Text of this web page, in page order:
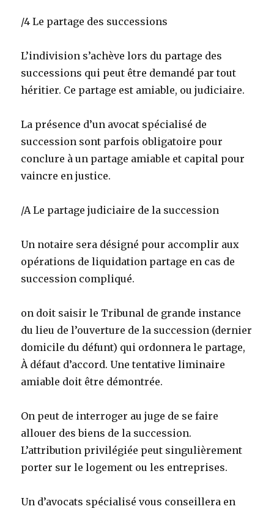
/4 Le partage des successions
L’indivision s’achève lors du partage des
successions qui peut être demandé par tout
héritier. Ce partage est amiable, ou judiciaire.
La présence d’un avocat spécialisé de
succession sont parfois obligatoire pour
conclure à un partage amiable et capital pour
vaincre en justice.
/A Le partage judiciaire de la succession
Un notaire sera désigné pour accomplir aux
opérations de liquidation partage en cas de
succession compliqué.
on doit saisir le Tribunal de grande instance
du lieu de l’ouverture de la succession (dernier
domicile du défunt) qui ordonnera le partage,
À défaut d’accord. Une tentative liminaire
amiable doit être démontrée.
On peut de interroger au juge de se faire
allouer des biens de la succession.
L’attribution privilégiée peut singulièrement
porter sur le logement ou les entreprises.
Un d’avocats spécialisé vous conseillera en